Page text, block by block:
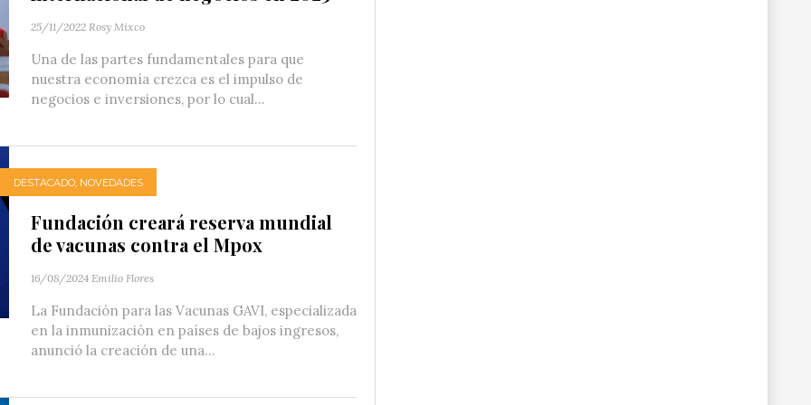
25/11/2022 Rosy Mixco
Una de las partes fundamentales para que
nuestra economía crezca es el impulso de
negocios e inversiones, por lo cual...
DESTACADO, NOVEDADES
Fundación creará reserva mundial
de vacunas contra el Mpox
16/08/2024 Emilio Flores
La Fundación para las Vacunas GAVI, especializada
en la inmunización en países de bajos ingresos,
anunció la creación de una...